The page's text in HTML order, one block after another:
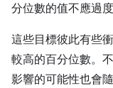
分位數的值不應過
這些目標彼此有些
較高的百分位數。
影響的可能性也會